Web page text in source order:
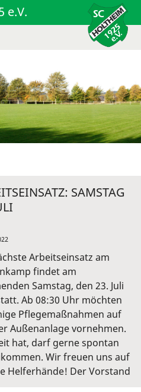
e.V.
SAMSTAG
Arbeitseinsatz am
findet am
Samstag, den 23. Juli
Ab 08:30 Uhr möchten
Pflegemaßnahmen auf
Außenanlage vornehmen.
hat, darf gerne spontan
Wir freuen uns auf
Helferhände! Der Vorstand